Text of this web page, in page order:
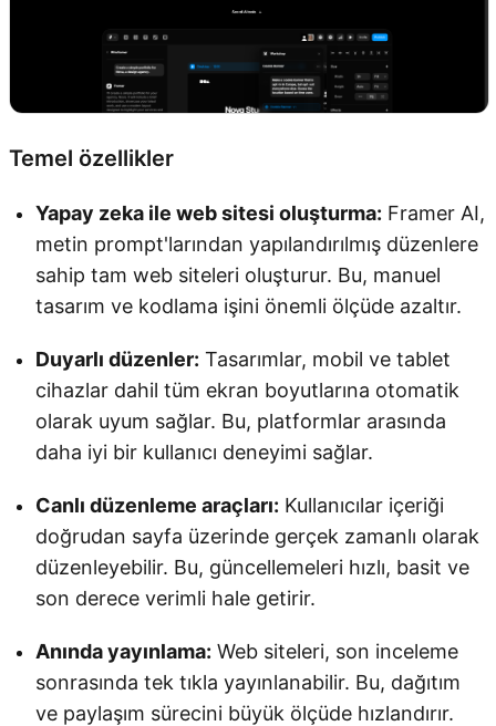
Temel özellikler
Yapay zeka ile web sitesi oluşturma: Framer AI,
metin prompt'larından yapılandırılmış düzenlere
sahip tam web siteleri oluşturur. Bu, manuel
tasarım ve kodlama işini önemli ölçüde azaltır.
Duyarlı düzenler: Tasarımlar, mobil ve tablet
cihazlar dahil tüm ekran boyutlarına otomatik
olarak uyum sağlar. Bu, platformlar arasında
daha iyi bir kullanıcı deneyimi sağlar.
Canlı düzenleme araçları: Kullanıcılar içeriği
doğrudan sayfa üzerinde gerçek zamanlı olarak
düzenleyebilir. Bu, güncellemeleri hızlı, basit ve
son derece verimli hale getirir.
Anında yayınlama: Web siteleri, son inceleme
sonrasında tek tıkla yayınlanabilir. Bu, dağıtım
ve paylaşım sürecini büyük ölçüde hızlandırır.